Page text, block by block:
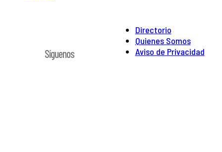
Directorio
Quienes Somos
Aviso de Privacidad
Síguenos